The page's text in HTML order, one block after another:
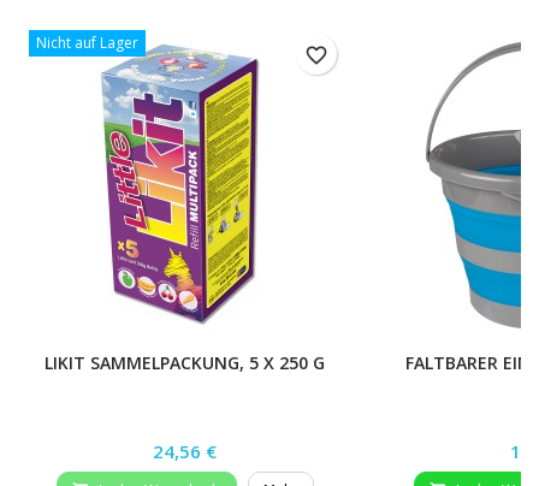
Nicht auf Lager
LIKIT SAMMELPACKUNG, 5 X 250 G
Preis
24,56 €
favorite_border
FALTBARER